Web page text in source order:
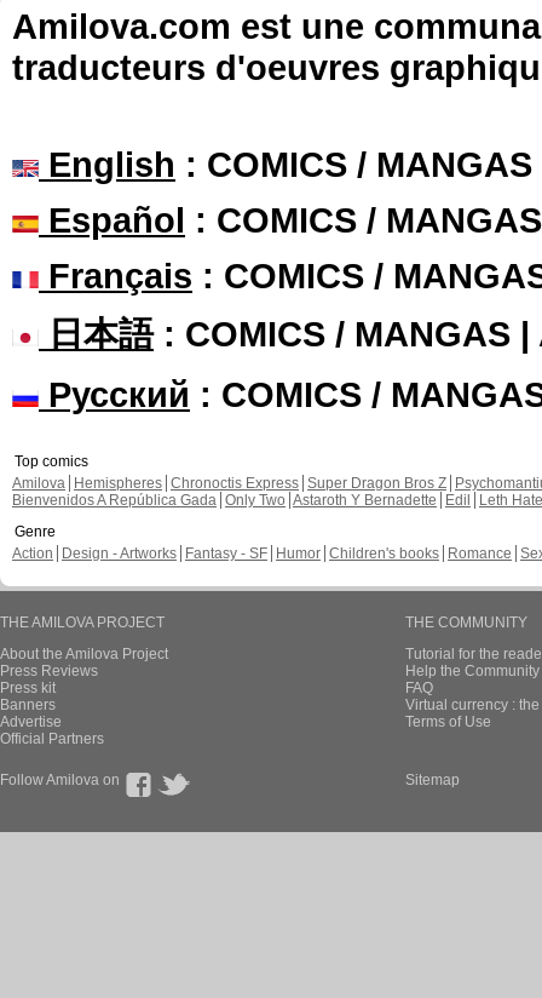
Amilova.com est une
traducteurs d'oeuvres
English : COMICS /
Español : COMICS /
Français : COMICS /
日本語: COMICS / MANGAS |
Русский : COMICS /
Top comics
Amilova
Hemispheres Chronoctis Express Super Dragon Bros Z
Bienvenidos A República Gada Only Two Astaroth Y Bernadette Edil
Leth Hate
Genre
Action
Design - Artworks Fantasy - SF Humor Children's books Romance
THE AMILOVA PROJECT
About the Amilova Project
Press Reviews
Press kit
Banners
Advertise
Official Partners
THE COMMUNITY
Tutorial for the
Help the
FAQ
Virtual currency :
Terms of Use
Follow Amilova on Sitemap